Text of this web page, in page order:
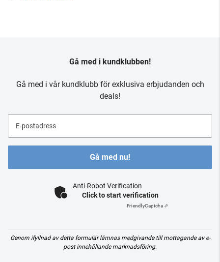
Gå med i kundklubben!
Gå med i vår kundklubb för exklusiva erbjudanden och
deals!
E-postadress
Gå med nu!
Anti-Robot Verification
Click to start verification
FriendlyCaptcha ⇗
Genom ifyllnad av detta formulär lämnas medgivande till mottagande av e-
post innehållande marknadsföring.